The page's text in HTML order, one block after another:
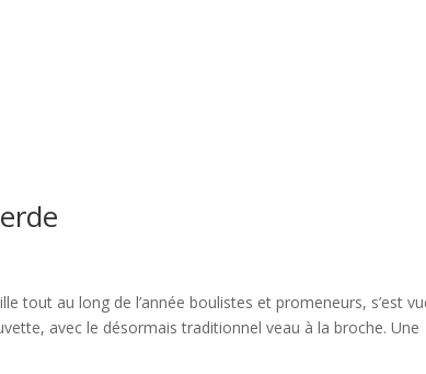
tout au long de l’année boulistes et promeneurs, s’est
avec le désormais traditionnel veau à la broche. Une